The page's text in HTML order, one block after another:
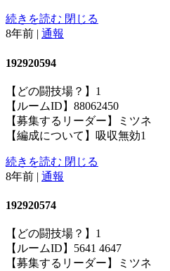
続きを読む 閉じる
8年前 | 通報
192920594
【どの闘技場？】1
【ルームID】88062450
【募集するリーダー】ミツネ
【編成について】吸収無効1
続きを読む 閉じる
8年前 | 通報
192920574
【どの闘技場？】1
【ルームID】5641 4647
【募集するリーダー】ミツネ